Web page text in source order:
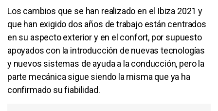
Los cambios que se han realizado en el Ibiza 2021 y
que han exigido dos años de trabajo están centrados
en su aspecto exterior y en el confort, por supuesto
apoyados con la introducción de nuevas tecnologías
y nuevos sistemas de ayuda a la conducción, pero la
parte mecánica sigue siendo la misma que ya ha
confirmado su fiabilidad.